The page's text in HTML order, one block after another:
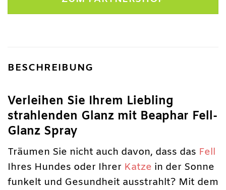
9,99 €9,49 €.
BESCHREIBUNG
Verleihen Sie Ihrem Liebling
strahlenden Glanz mit Beaphar Fell-
Glanz Spray
Träumen Sie nicht auch davon, dass das Fell
Ihres Hundes oder Ihrer Katze in der Sonne
funkelt und Gesundheit ausstrahlt? Mit dem